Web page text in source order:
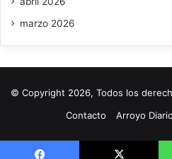
marzo 2026
© Copyright 2026, Todos los
Contacto
Arroyo Diario